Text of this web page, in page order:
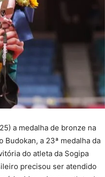
a medalha de bronze na
Budokan, a 23ª medalha da
do atleta da Sogipa
precisou ser atendido